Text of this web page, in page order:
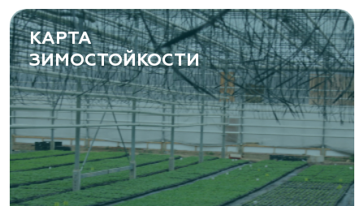
КАРТА
ЗИМОСТОЙКОСТИ